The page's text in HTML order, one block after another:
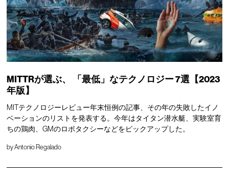
MITTRが選ぶ、 「最低」なテクノロジー7選【2023
年版】
MITテクノロジーレビュー年末恒例の記事、その年の失敗したイノ
ベーションのリストを発表する。今年はタイタン潜水艇、実験室育
ちの鶏肉、GMのロボタクシーなどをピックアップした。
byAntonio Regalado